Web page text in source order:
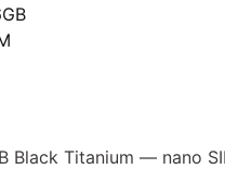
Black Titanium — nano